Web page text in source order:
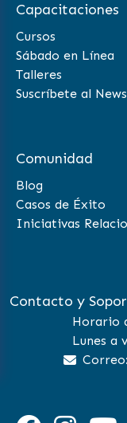
Capacitaciones
Cursos
Sábado en Línea
Talleres
Suscríbete al
Comunidad
Blog
Casos de Éxito
Iniciativas
Contacto y
Horario
Lunes a